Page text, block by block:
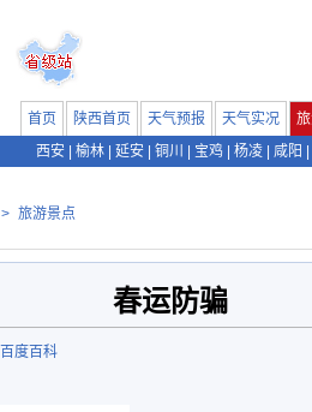
首页 陕西首页 天气预报 天气实况
西安
榆林 延安 铜川 宝鸡 杨凌 咸阳
> 旅游景点
春运防骗
百度百科